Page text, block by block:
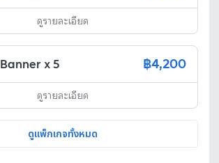
ดูรายละเอียด
x 5 ฿4,200
ดูรายละเอียด
ดูแพ็กเกจทั้งหมด